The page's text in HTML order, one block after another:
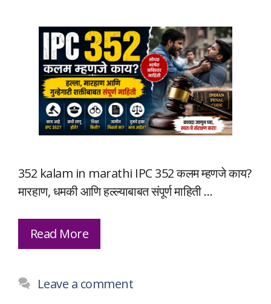
352 kalam in marathi IPC 352 कलम म्हणजे काय?
मारहाण, धमकी आणि हल्ल्याबाबत संपूर्ण माहिती …
Read More
Leave a comment